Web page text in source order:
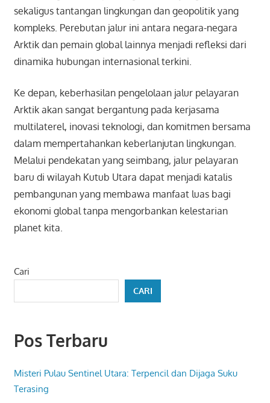
sekaligus tantangan lingkungan dan geopolitik yang
kompleks. Perebutan jalur ini antara negara-negara
Arktik dan pemain global lainnya menjadi refleksi dari
dinamika hubungan internasional terkini.
Ke depan, keberhasilan pengelolaan jalur pelayaran
Arktik akan sangat bergantung pada kerjasama
multilaterel, inovasi teknologi, dan komitmen bersama
dalam mempertahankan keberlanjutan lingkungan.
Melalui pendekatan yang seimbang, jalur pelayaran
baru di wilayah Kutub Utara dapat menjadi katalis
pembangunan yang membawa manfaat luas bagi
ekonomi global tanpa mengorbankan kelestarian
planet kita.
Cari
CARI
Pos Terbaru
Misteri Pulau Sentinel Utara: Terpencil dan Dijaga Suku
Terasing